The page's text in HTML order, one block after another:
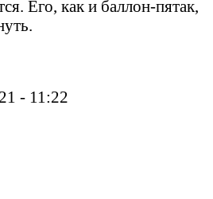
Его, как и баллон-пятак,
- 11:22